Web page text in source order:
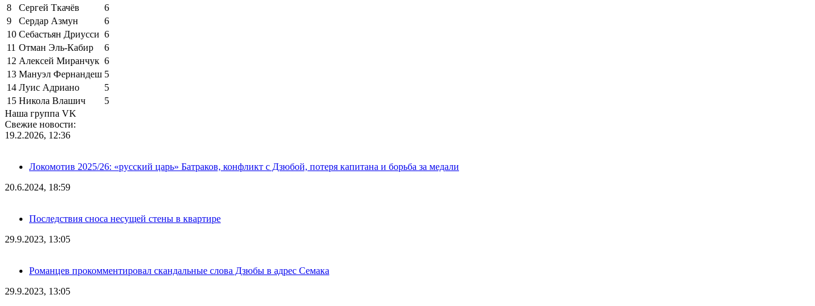
8
Сергей Ткачёв
6
9
Сердар Азмун
6
10 Себастьян Дриусси 6
11 Отман Эль-Кабир
6
12 Алексей Миранчук 6
13 Мануэл Фернандеш 5
14 Луис Адриано
5
15 Никола Влашич
5
Наша группа VK
Свежие новости:
19.2.2026, 12:36
Локомотив 2025/26: «русский царь» Батраков, конфликт с Дзюбой, потеря капитана и борьба за медали
20.6.2024, 18:59
Последствия сноса несущей стены в квартире
29.9.2023, 13:05
Романцев прокомментировал скандальные слова Дзюбы в адрес Семака
29.9.2023, 13:05